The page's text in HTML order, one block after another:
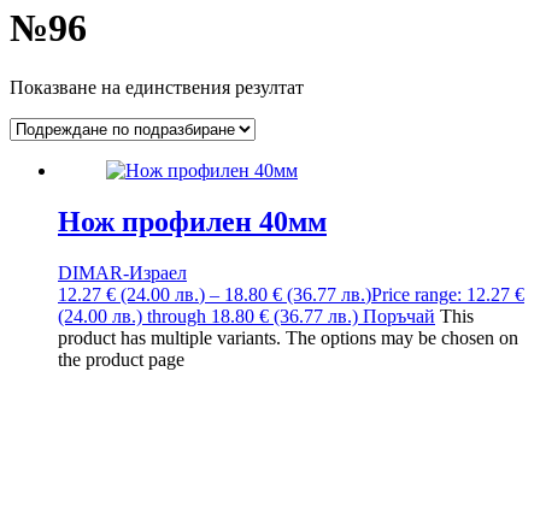
№96
Показване на единствения резултат
Нож профилен 40мм
DIMAR-Израел
12.27 € (24.00 лв.) – 18.80 € (36.77 лв.)Price range: 12.27 €
(24.00 лв.) through 18.80 € (36.77 лв.) Поръчай This
product has multiple variants. The options may be chosen on
the product page